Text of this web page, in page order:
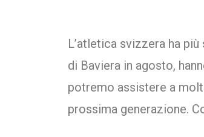
L’atletica svizzera ha
di Baviera in agosto,
potremo assistere a
prossima generazione.